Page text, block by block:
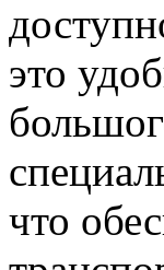
это
что